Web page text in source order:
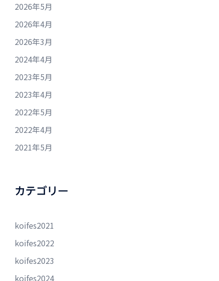
2026年5月
2026年4月
2026年3月
2024年4月
2023年5月
2023年4月
2022年5月
2022年4月
2021年5月
カテゴリー
koifes2021
koifes2022
koifes2023
koifes2024